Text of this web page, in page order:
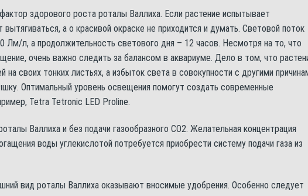
здорового роста роталы Валлиха. Если растение испытывает
вытягиваться, а о красивой окраске не приходится и думать. Световой поток
Лм/л, а продолжительность светового дня – 12 часов. Несмотря на то, что
очень важно следить за балансом в аквариуме. Дело в том, что
на своих тонких листьях, а избыток света в совокупности с другими
Оптимальный уровень освещения помогут создать современные
Tetra Tetronic LED Proline.
Валлиха и без подачи газообразного СО2. Желательная концентрация
воды углекислотой потребуется приобрести систему подачи газа из
вид роталы Валлиха оказывают вносимые удобрения. Особенно следует